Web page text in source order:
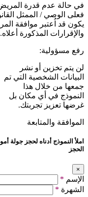
في حالة عدم قدرة
فعلى الوصي / الممثل
يكون قد اُعتبر موافقة
والإقرارات المذكورة أعلاه.
رفع مسؤولية:
لن يتم تخزين أو نشر
البيانات الشخصية التي تم
جمعها من خلال هذا
النموذج في أي مكان بل
غرضها تعزيز تجربتك.
الموافقة والمتابعة
املأ النموذج أدناه لحجز
الحجز
×
الإسم *
الشهرة *